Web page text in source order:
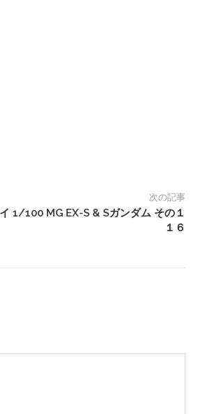
次の記事
1/100 MG EX-S & Sガンダム その１
１６